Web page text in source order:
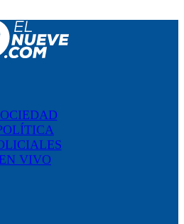
EN VIVO